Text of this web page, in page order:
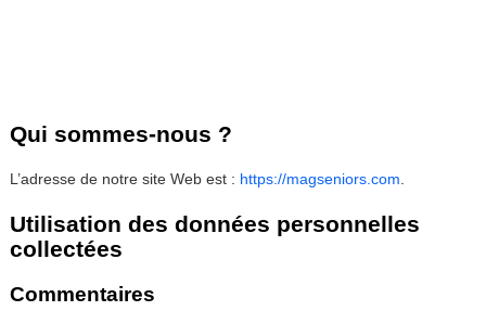
Qui sommes-nous ?
L’adresse de notre site Web est : https://magseniors.com
Utilisation des données personnelles
collectées
Commentaires